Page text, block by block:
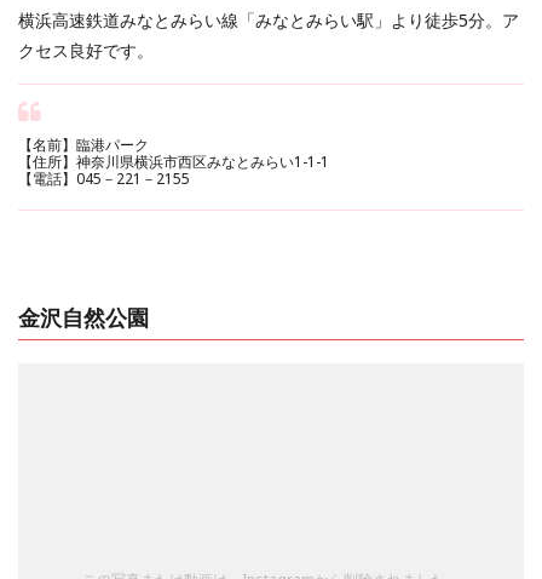
横浜高速鉄道みなとみらい線「みなとみらい駅」より徒歩5分。ア
クセス良好です。
【名前】臨港パーク
【住所】神奈川県横浜市西区みなとみらい1-1-1
【電話】045－221－2155
金沢自然公園